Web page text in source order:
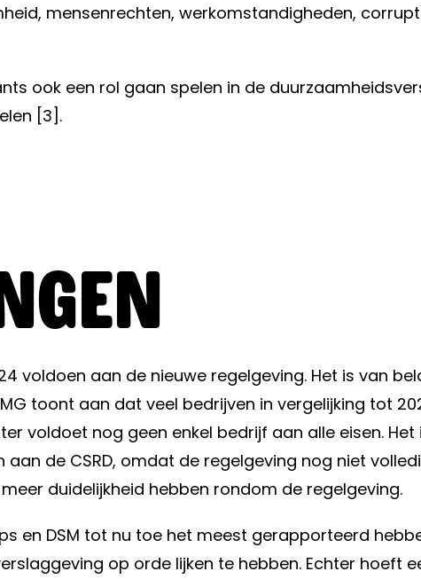
mensenrechten, werkomstandigheden,
ook een rol gaan spelen in de
[3].
voldoen aan de nieuwe regelgeving. Het is van
toont aan dat veel bedrijven in vergelijking tot
voldoet nog geen enkel bedrijf aan alle eisen. Het
de CSRD, omdat de regelgeving nog niet
duidelijkheid hebben rondom de regelgeving.
en DSM tot nu toe het meest gerapporteerd
op orde lijken te hebben. Echter hoeft